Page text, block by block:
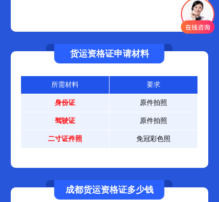
货运资格证申请材料
所需材料 要求
身份证 原件拍照
驾驶证 原件拍照
二寸证件照 免冠彩色照
成都货运资格证多少钱